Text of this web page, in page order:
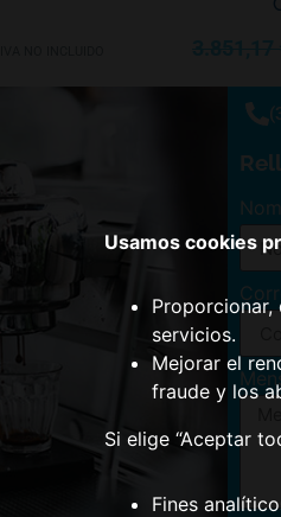
Usamos cookies
Proporcionar,
servicios.
Mejorar el
fraude y los
Si elige “Aceptar
Fines